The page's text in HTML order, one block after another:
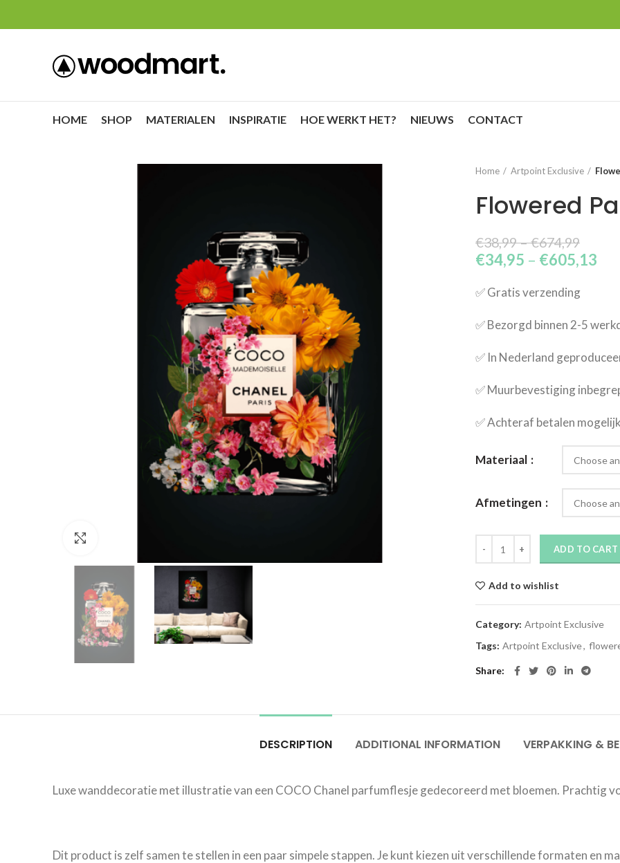
HOME SHOP MATERIALEN INSPIRATIE HOE WERKT HET? NIEUWS CONTACT
Home Artpoint Exclusive
Flowered
€38,99–€674,99
€34,95 – €605,13
✅​ Gratis verzending
✅​ Bezorgd binnen 2-5
✅​ In Nederland
✅​ Muurbevestiging
✅​ Achteraf betalen
Materiaal
Afmetingen
ADD TO CART
Add to wishlist
Category: Artpoint Exclusive
Tags: Artpoint Exclusive,
Share
DESCRIPTION ADDITIONAL INFORMATION VERPAKKING &
Luxe wanddecoratie met illustratie van een COCO Chanel parfumflesje gedecoreerd met bloemen. Prachtig
Dit product is zelf samen te stellen in een paar simpele stappen. Je kunt kiezen uit verschillende formaten en